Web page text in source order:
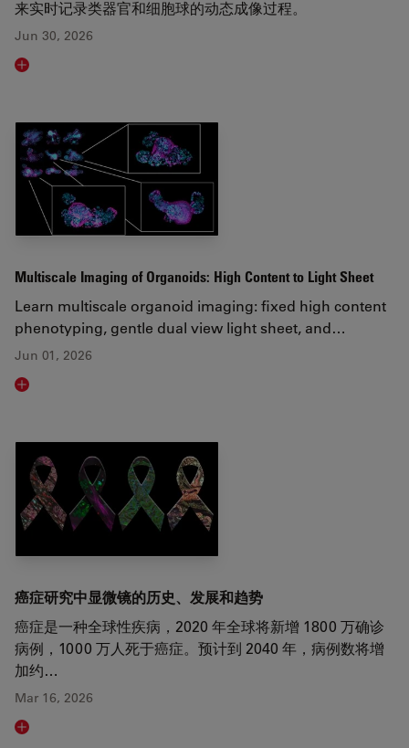
来实时记录类器官和细胞球的动态成像过程。
Jun 30, 2026
Read article
Multiscale Imaging of Organoids: High Content to Light Sheet
Learn multiscale organoid imaging: fixed high content
phenotyping, gentle dual view light sheet, and…
Jun 01, 2026
Read article
癌症研究中显微镜的历史、发展和趋势
癌症是一种全球性疾病，2020 年全球将新增 1800 万确诊
病例，1000 万人死于癌症。预计到 2040 年，病例数将增
加约…
Mar 16, 2026
Read article